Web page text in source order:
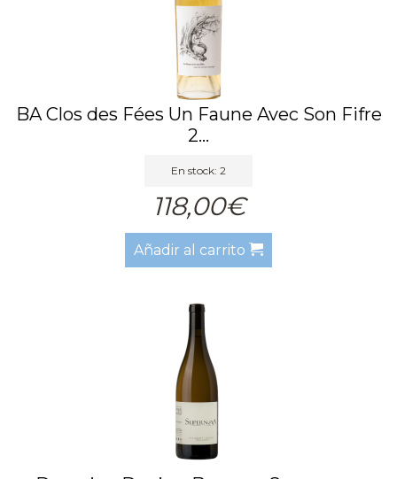
BA Clos des Fées Un Faune Avec Son Fifre
2...
En stock: 2
118,00€
Añadir al carrito